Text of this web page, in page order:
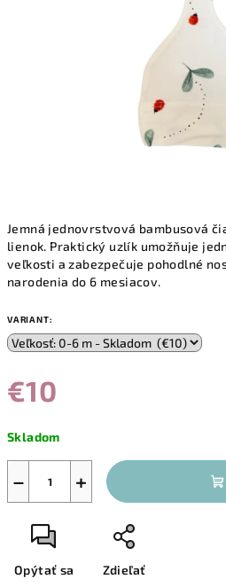
Jemná jednovrstvová bambusová
lienok. Praktický uzlík umožňuje
veľkosti a zabezpečuje pohodlné
narodenia do 6 mesiacov.
VARIANT:
€10
cena:
Skladom
+
−
Opýtať sa Zdieľať